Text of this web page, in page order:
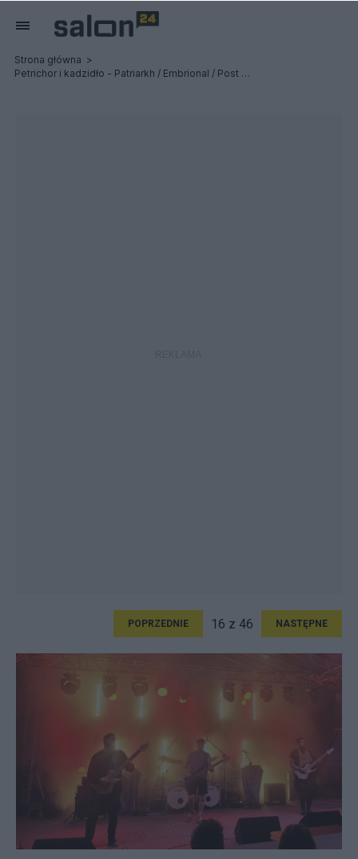
Strona główna
Petrichor i kadzidło - Patriarkh / Embrional / Post Profession - Relacja
POPRZEDNIE 16 z 46 NASTĘPNE